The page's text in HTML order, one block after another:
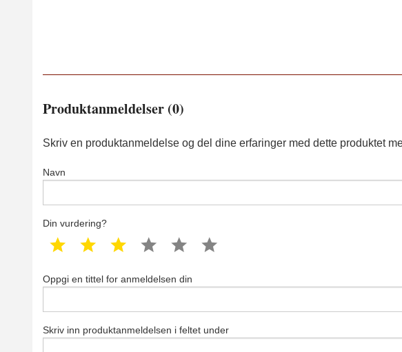
Produktanmeldelser (0)
Skriv en produktanmeldelse og del dine erfaringer med dette produktet
Navn
Din vurdering?
1 star 2 star 3 star 4 star 5 star
Oppgi en tittel for anmeldelsen din
Skriv inn produktanmeldelsen i feltet under